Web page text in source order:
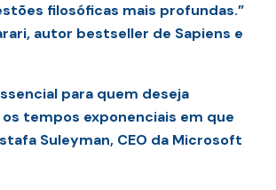
filosóficas mais profundas.”
autor bestseller de Sapiens e
para quem deseja
tempos exponenciais em que
Suleyman, CEO da Microsoft